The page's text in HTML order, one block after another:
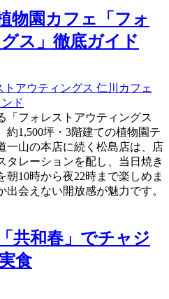
物園カフェ「フォ
ス」徹底ガイド
トアウティングス 仁川カフェ
ド
「フォレストアウティングス
約1,500坪・3階建ての植物園テ
一山の本店に続く松島店は、店
タレーションを配し、当日焼き
10時から夜22時まで楽しめま
会えない開放感が魅力です。
共和春」でチャジ
食